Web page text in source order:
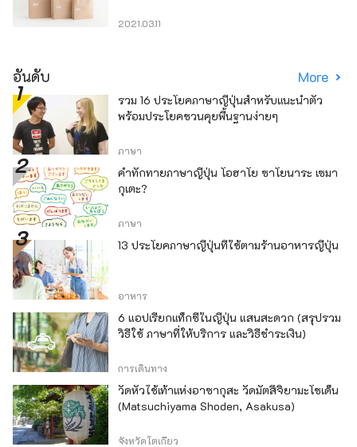
2021.03.11
อันดับ More
รวม 16 ประโยคภาษาญี่ปุ่นสำหรับแนะนำตัว
พร้อมประโยคชวนคุยพื้นฐานง่ายๆ
ภาษา
คำทักทายภาษาญี่ปุ่น โอฮาโย ซาโยนาระ เซมา
กุเตะ?
ภาษา
13 ประโยคภาษาญี่ปุ่นที่ใช้ตามร้านอาหารญี่ปุ่น
อาหาร
6 แอปเรียกแท็กซี่ในญี่ปุ่น แสนสะดวก (สรุปรวม
วิธีใช้ ภาษาที่ให้บริการ และวิธีชำระเงิน)
การเดินทาง
วัดหัวไช้เท้าแห่งอาซากุสะ วัดมัตสึจิยามะโชเด็น
(Matsuchiyama Shoden, Asakusa)
จังหวัดโตเกียว